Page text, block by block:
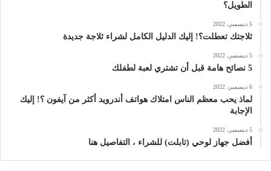
الطويل؟
5 ديسمبر، 2022
ثلاجتك تعطلت؟! إليك الدليل الكامل لشراء ثلاجة جديدة
5 ديسمبر، 2022
5 نصائح هامة قبل أن تشتري لعبة لطفلك
6 ديسمبر، 2022
لماذ يحب معظم الناس امتلاك هواتف أندرويد أكثر من آيفون ؟! إليك
الإجابة
5 ديسمبر، 2022
أفضل جهاز لوحي (تابلت) للشراء ، التفاصيل هنا